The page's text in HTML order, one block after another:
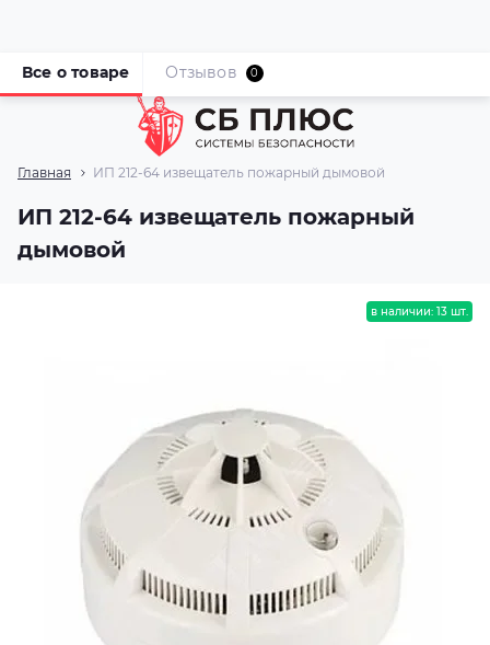
Главная ИП 212-64 извещатель пожарный дымовой
ИП 212-64 извещатель пожарный
дымовой
Все о товаре Отзывов 0
в наличии: 13 шт.